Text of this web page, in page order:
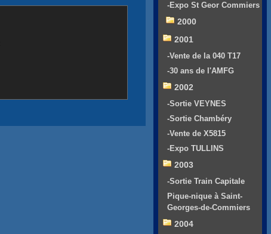
-Expo St Geor Commiers
2000
2001
-Vente de la 040 T17
-30 ans de l'AMFG
2002
-Sortie VEYNES
-Sortie Chambéry
-Vente de X5815
-Expo TULLINS
2003
-Sortie Train Capitale
Pique-nique à Saint-
Georges-de-Commiers
2004